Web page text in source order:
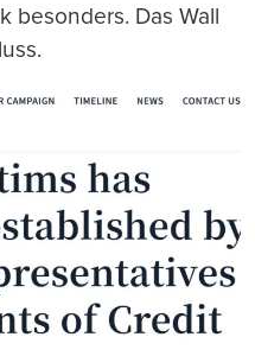
besonders. Das Wall